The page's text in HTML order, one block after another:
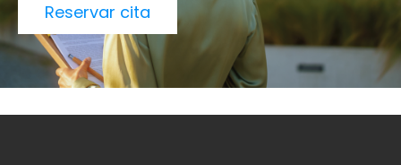
Reservar cita